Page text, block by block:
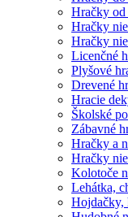
Hračky
Hračky
Hračky
Licenčné
Plyšové
Drevené
Hracie
Školské
Zábavné
Hračky a
Hračky
Kolotoče
Lehátka,
Hojdačky,